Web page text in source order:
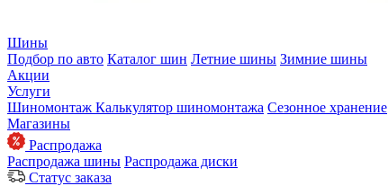
Шины
Подбор по авто Каталог шин Летние шины Зимние шины
Акции
Услуги
Шиномонтаж Калькулятор шиномонтажа Сезонное хранение
Магазины
Распродажа
Распродажа шины Распродажа диски
Статус заказа